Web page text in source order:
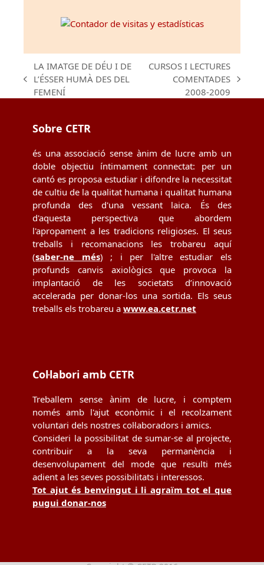
previous
post:
LA IMATGE DE DÉU I DE
L’ÉSSER HUMÀ DES DEL
FEMENÍ
post:
CURSOS I LECTURES
COMENTADES
2008-2009
Sobre CETR
és una associació sense ànim de lucre amb un
doble objectiu íntimament connectat: per un
cantó es proposa estudiar i difondre la necessitat
de cultiu de la qualitat humana i qualitat humana
profunda des d'una vessant laica. És des
d'aquesta perspectiva que abordem
l'apropament a les tradicions religioses. El seus
treballs i recomanacions les trobareu aquí
(saber-ne més) ; i per l'altre estudiar els
profunds canvis axiològics que provoca la
implantació de les societats d’innovació
accelerada per donar-los una sortida. Els seus
treballs els trobareu a www.ea.cetr.net
Col·labori amb CETR
Treballem sense ànim de lucre, i comptem
només amb l'ajut econòmic i el recolzament
voluntari dels nostres col·laboradors i amics.
Consideri la possibilitat de sumar-se al projecte,
contribuir a la seva permanència i
desenvolupament del mode que resulti més
adient a les seves possibilitats i interessos.
Tot ajut és benvingut i li agraïm tot el que
pugui donar-nos